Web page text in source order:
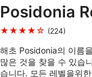
Posidonia
★★★★☆ (224)
해초 Posidonia의 이름
많은 것을 찾을 수 있습
습니다. 모든 레벨을위